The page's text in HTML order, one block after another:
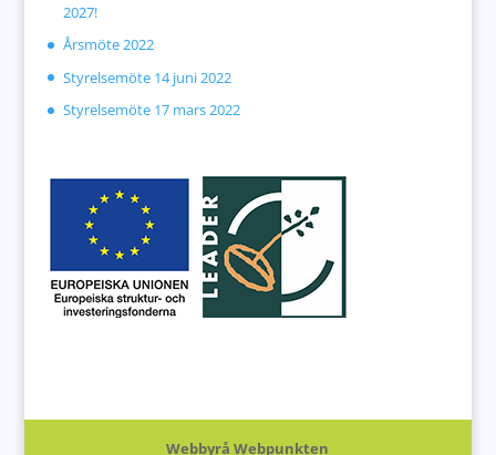
2027!
Årsmöte 2022
Styrelsemöte 14 juni 2022
Styrelsemöte 17 mars 2022
Webbyrå Webpunkten